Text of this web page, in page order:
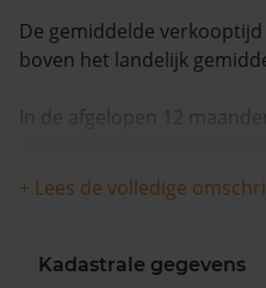
De gemiddelde
boven het landelijk
In de afgelopen 12
+ Lees de volledige
Kadastrale gegevens